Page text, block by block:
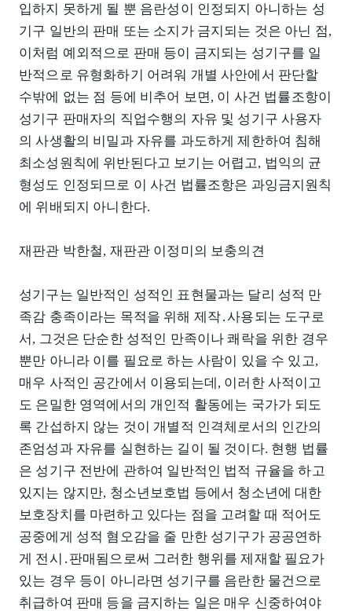
입하지 못하게 될 뿐 음란성이 인정되지 아니하는 성
기구 일반의 판매 또는 소지가 금지되는 것은 아닌 점,
이처럼 예외적으로 판매 등이 금지되는 성기구를 일
반적으로 유형화하기 어려워 개별 사안에서 판단할
수밖에 없는 점 등에 비추어 보면, 이 사건 법률조항이
성기구 판매자의 직업수행의 자유 및 성기구 사용자
의 사생활의 비밀과 자유를 과도하게 제한하여 침해
최소성원칙에 위반된다고 보기는 어렵고, 법익의 균
형성도 인정되므로 이 사건 법률조항은 과잉금지원칙
에 위배되지 아니한다.
재판관 박한철, 재판관 이정미의 보충의견
성기구는 일반적인 성적인 표현물과는 달리 성적 만
족감 충족이라는 목적을 위해 제작․사용되는 도구로
서, 그것은 단순한 성적인 만족이나 쾌락을 위한 경우
뿐만 아니라 이를 필요로 하는 사람이 있을 수 있고,
매우 사적인 공간에서 이용되는데, 이러한 사적이고
도 은밀한 영역에서의 개인적 활동에는 국가가 되도
록 간섭하지 않는 것이 개별적 인격체로서의 인간의
존엄성과 자유를 실현하는 길이 될 것이다. 현행 법률
은 성기구 전반에 관하여 일반적인 법적 규율을 하고
있지는 않지만, 청소년보호법 등에서 청소년에 대한
보호장치를 마련하고 있다는 점을 고려할 때 적어도
공중에게 성적 혐오감을 줄 만한 성기구가 공공연하
게 전시․판매됨으로써 그러한 행위를 제재할 필요가
있는 경우 등이 아니라면 성기구를 음란한 물건으로
취급하여 판매 등을 금지하는 일은 매우 신중하여야